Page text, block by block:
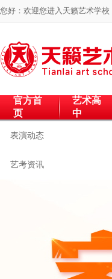
您好：欢迎您进入 天籁艺术学校
官方首
页
艺术高
中
表演动态
艺考资讯